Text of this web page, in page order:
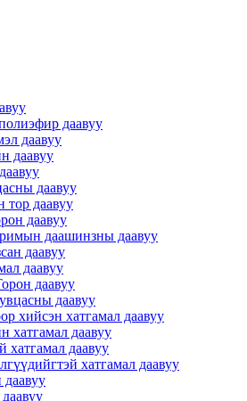
даавуу
даавуу
даавуу
даавуу
тор даавуу
даавуу
даашинзны даавуу
даавуу
даавуу
даавуу
даавуу
хийсэн хатгамал даавуу
хатгамал даавуу
хатгамал даавуу
хатгамал даавуу
даавуу